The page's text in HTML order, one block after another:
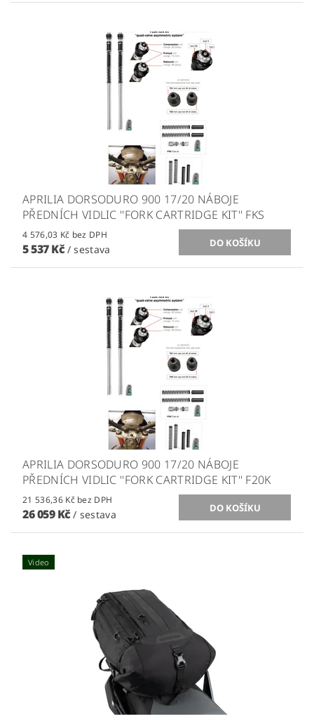
APRILIA DORSODURO 900 17/20 NÁBOJE
PŘEDNÍCH VIDLIC ''FORK CARTRIDGE KIT'' FKS
4 576,03 Kč bez DPH
5 537 Kč / sestava
APRILIA DORSODURO 900 17/20 NÁBOJE
PŘEDNÍCH VIDLIC ''FORK CARTRIDGE KIT'' F20K
21 536,36 Kč bez DPH
26 059 Kč/ sestava
Video